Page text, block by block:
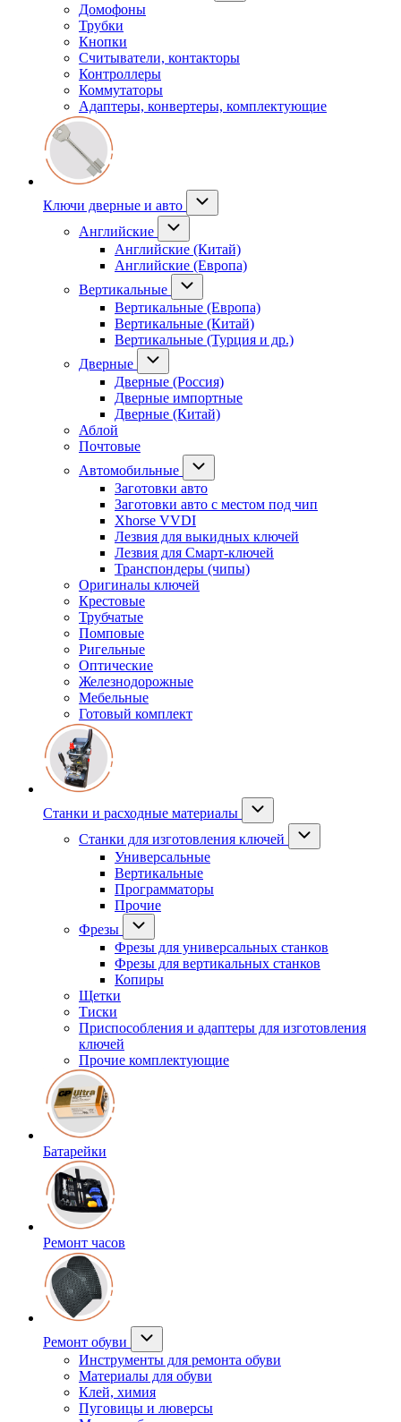
Домофоны
Трубки
Кнопки
Считыватели, контакторы
Контроллеры
Коммутаторы
Адаптеры, конвертеры, комплектующие
Ключи дверные и авто
Английские
Английские (Китай)
Английские (Европа)
Вертикальные
Вертикальные (Европа)
Вертикальные (Китай)
Вертикальные (Турция и др.)
Дверные
Дверные (Россия)
Дверные импортные
Дверные (Китай)
Аблой
Почтовые
Автомобильные
Заготовки авто
Заготовки авто с местом под чип
Xhorse VVDI
Лезвия для выкидных ключей
Лезвия для Смарт-ключей
Транспондеры (чипы)
Оригиналы ключей
Крестовые
Трубчатые
Помповые
Ригельные
Оптические
Железнодорожные
Мебельные
Готовый комплект
Станки и расходные материалы
Станки для изготовления ключей
Универсальные
Вертикальные
Программаторы
Прочие
Фрезы
Фрезы для универсальных станков
Фрезы для вертикальных станков
Копиры
Щетки
Тиски
Приспособления и адаптеры для изготовления
ключей
Прочие комплектующие
Батарейки
Ремонт часов
Ремонт обуви
Инструменты для ремонта обуви
Материалы для обуви
Клей, химия
Пуговицы и люверсы